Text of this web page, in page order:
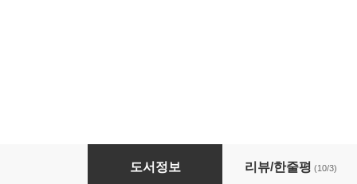
직장인이지만 공무원연금 받기로 했습니다
도서정보 리뷰/한줄평 (10/3)